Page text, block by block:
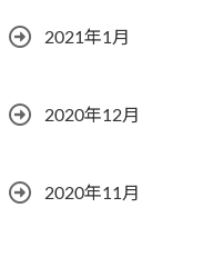
2021年1月
2020年12月
2020年11月